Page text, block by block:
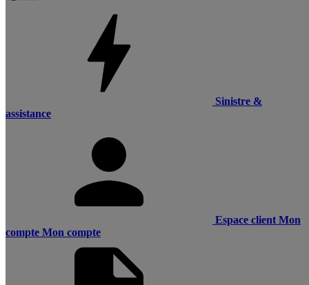
Sinistre &
assistance
Espace client Mon
compte Mon compte